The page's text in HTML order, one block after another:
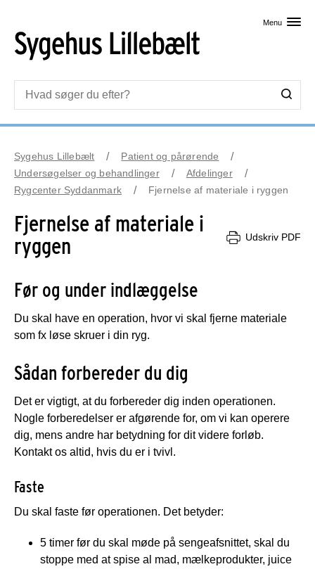
Menu
Sygehus Lillebælt
Patient og pårørende
Undersøgelser og behandlinger
Afdelinger
Rygcenter Syddanmark
Fjernelse af materiale i ryggen
Fjernelse af materiale i
ryggen
Udskriv PDF
Før og under indlæggelse
Du skal have en operation, hvor vi skal fjerne materiale
som fx løse skruer i din ryg.
Sådan forbereder du dig
Det er vigtigt, at du forbereder dig inden operationen.
Nogle forberedelser er afgørende for, om vi kan operere
dig, mens andre har betydning for dit videre forløb.
Kontakt os altid, hvis du er i tvivl.
Faste
Du skal faste før operationen. Det betyder:
5 timer før du skal møde på sengeafsnittet, skal du
stoppe med at spise al mad, mælkeprodukter, juice